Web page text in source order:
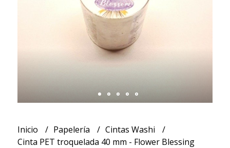
Inicio Papelería
Cintas Washi
Cinta PET troquelada 40 mm - Flower Blessing